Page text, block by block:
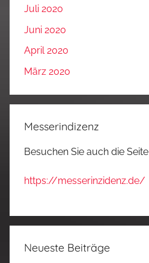
Juli 2020
Juni 2020
April 2020
März 2020
Messerindizenz
Besuchen Sie auch die Seite
https://messerinzidenz.de/
Neueste Beiträge